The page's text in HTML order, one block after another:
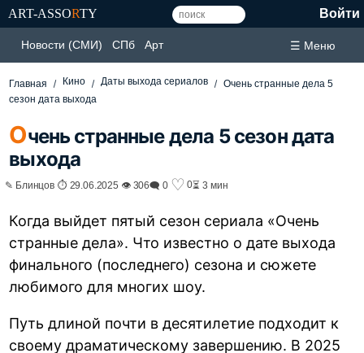
ART-ASSORTY Войти
Новости (СМИ) СПб Арт ☰ Меню
Главная Кино Даты выхода сериалов
Очень странные дела 5
сезон дата выхода
Очень странные дела 5 сезон дата
выхода
✎ Блинцов ⏱ 29.06.2025 👁 306🗨 0 ♡ 0⏳ 3 мин
Когда выйдет пятый сезон сериала «Очень
странные дела». Что известно о дате выхода
финального (последнего) сезона и сюжете
любимого для многих шоу.
Путь длиной почти в десятилетие подходит к
своему драматическому завершению. В 2025